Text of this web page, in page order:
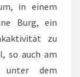
in einem
Burg, ein
zu
so auch am
unter dem